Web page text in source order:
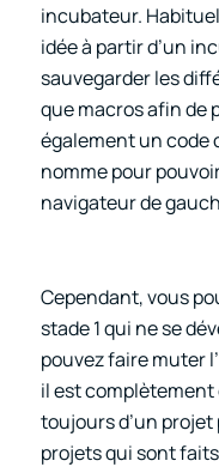
incubateur.
idée à partir d’un
sauvegarder les
que macros afin de
également un code
nomme pour
navigateur de
Cependant, vous
stade 1 qui ne se
pouvez faire muter
il est
toujours d’un projet
projets qui sont